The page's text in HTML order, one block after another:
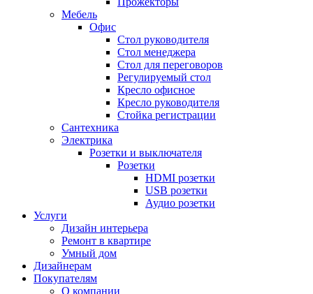
Мебель
Офис
Стол руководителя
Стол менеджера
Стол для переговоров
Регулируемый стол
Кресло офисное
Кресло руководителя
Стойка регистрации
Сантехника
Электрика
Розетки и выключателя
Розетки
HDMI розетки
USB розетки
Аудио розетки
Услуги
Дизайн интерьера
Ремонт в квартире
Умный дом
Дизайнерам
Покупателям
О компании